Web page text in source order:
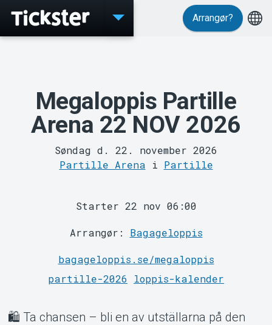
Support
Arrangør?
Megaloppis Partille
Arena 22 NOV 2026
Søndag d. 22. november 2026
Partille Arena i Partille
Starter 22 nov 06:00
Arrangør: Bagageloppis
bagageloppis.se/megaloppis
partille-2026
loppis-kalender
🛍️ Ta chansen – bli en av utställarna på den